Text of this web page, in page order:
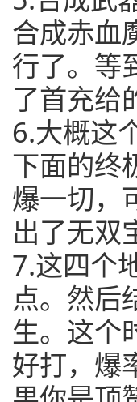
合成赤血
行了。等
了首充给
6.大概这
下面的终
爆一切，
出了无双
7.这四个
点。然后
生。这个
好打，爆